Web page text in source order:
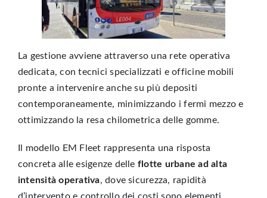
La gestione avviene attraverso una rete operativa
dedicata, con tecnici specializzati e officine mobili
pronte a intervenire anche su più depositi
contemporaneamente, minimizzando i fermi mezzo e
ottimizzando la resa chilometrica delle gomme.
Il modello EM Fleet rappresenta una risposta
concreta alle esigenze delle flotte urbane ad alta
intensità operativa, dove sicurezza, rapidità